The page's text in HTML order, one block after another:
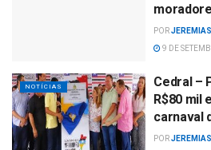
POR
9 DE
NOTÍCIAS
Cedral –
R$80 mil
carnaval
POR